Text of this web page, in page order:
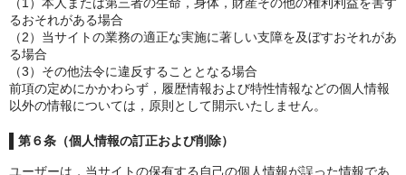
るおそれがある場合
（2）当サイトの業務の適正な実施に著しい支障を及ぼすおそれがあ
る場合
（3）その他法令に違反することとなる場合
前項の定めにかかわらず，履歴情報および特性情報などの個人情報
以外の情報については，原則として開示いたしません。
第６条（個人情報の訂正および削除）
ユーザーは，当サイトの保有する自己の個人情報が誤った情報であ